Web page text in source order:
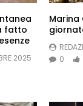
fatto
2025
Marina
0